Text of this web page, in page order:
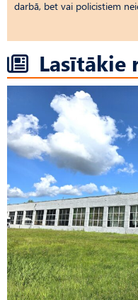
darbā, bet vai policistiem
Lasītākie